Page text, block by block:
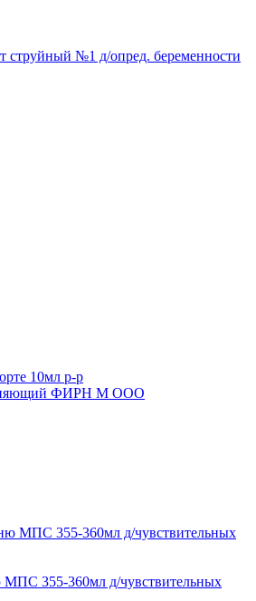
струйный №1 д/опред. беременности
10мл р-р
ФИРН М ООО
МПС 355-360мл д/чувствительных